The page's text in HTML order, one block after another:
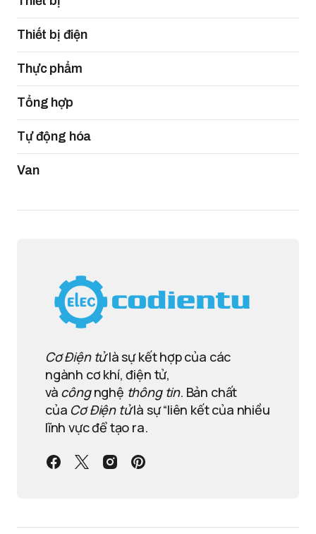
Thiết bị điện
Thực phẩm
Tổng hợp
Tự động hóa
Van
Cơ Điện tửlà sự kết hợp của các
ngành cơ khí, điện tử,
và côngnghệ thông tin. Bản chất
của Cơ Điện tửlà sự “liên kết của nhiều
lĩnh vực để tạo ra.